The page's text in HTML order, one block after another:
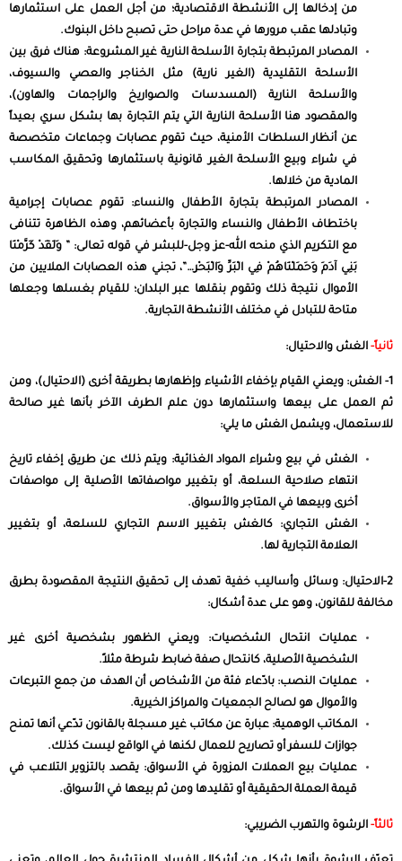
من إدخالها إلى الأنشطة الاقتصادية؛ من أجل العمل على استثمارها
وتبادلها عقب مرورها في عدة مراحل حتى تصبح داخل البنوك.
المصادر المرتبطة بتجارة الأسلحة النارية غير المشروعة: هناك فرق بين
الأسلحة التقليدية (الغير نارية) مثل الخناجر والعصي والسيوف،
والأسلحة النارية (المسدسات والصواريخ والراجمات والهاون)،
والمقصود هنا الأسلحة النارية التي يتم التجارة بها بشكل سري بعيداً
عن أنظار السلطات الأمنية، حيث تقوم عصابات وجماعات متخصصة
في شراء وبيع الأسلحة الغير قانونية باستثمارها وتحقيق المكاسب
المادية من خلالها.
المصادر المرتبطة بتجارة الأطفال والنساء: تقوم عصابات إجرامية
باختطاف الأطفال والنساء والتجارة بأعضائهم، وهذه الظاهرة تتنافى
مع التكريم الذي منحه الله-عز وجل-للبشر في قوله تعالى: ” وَلَقَدْ كَرَّمْنَا
بَنِي آدَمَ وَحَمَلْنَاهُمْ فِي الْبَرِّ وَالْبَحْرِ…”، تجني هذه العصابات الملايين من
الأموال نتيجة ذلك وتقوم بنقلها عبر البلدان؛ للقيام بغسلها وجعلها
متاحة للتبادل في مختلف الأنشطة التجارية.
ثانياً- الغش والاحتيال:
1- الغش: ويعني القيام بإخفاء الأشياء وإظهارها بطريقة أخرى (الاحتيال)، ومن
ثم العمل على بيعها واستثمارها دون علم الطرف الآخر بأنها غير صالحة
للاستعمال، ويشمل الغش ما يلي:
الغش في بيع وشراء المواد الغذائية: ويتم ذلك عن طريق إخفاء تاريخ
انتهاء صلاحية السلعة، أو بتغيير مواصفاتها الأصلية إلى مواصفات
أخرى وبيعها في المتاجر والأسواق.
الغش التجاري: كالغش بتغيير الاسم التجاري للسلعة، أو بتغيير
العلامة التجارية لها.
2-الاحتيال: وسائل وأساليب خفية تهدف إلى تحقيق النتيجة المقصودة بطرق
مخالفة للقانون، وهو على عدة أشكال:
عمليات انتحال الشخصيات: ويعني الظهور بشخصية أخرى غير
الشخصية الأصلية، كانتحال صفة ضابط شرطة مثلاً.
عمليات النصب: بادّعاء فئة من الأشخاص أن الهدف من جمع التبرعات
والأموال هو لصالح الجمعيات والمراكز الخيرية.
المكاتب الوهمية: عبارة عن مكاتب غير مسجلة بالقانون تدّعي أنها تمنح
جوازات للسفر أو تصاريح للعمال لكنها في الواقع ليست كذلك.
عمليات بيع العملات المزورة في الأسواق: يقصد بالتزوير التلاعب في
قيمة العملة الحقيقية أو تقليدها ومن ثم بيعها في الأسواق.
ثالثاً- الرشوة والتهرب الضريبي: